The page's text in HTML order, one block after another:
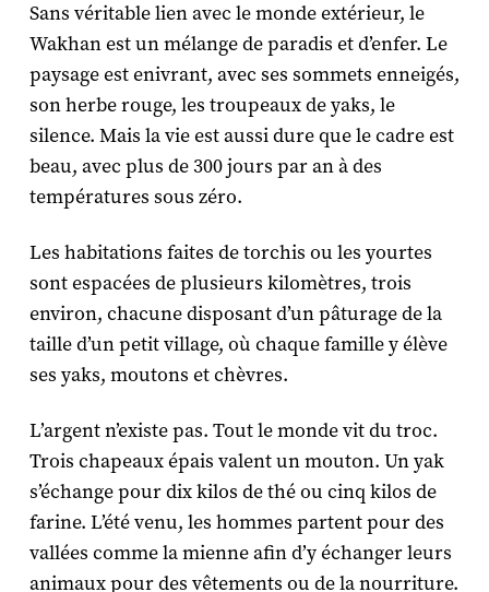
Sans véritable lien avec le monde extérieur, le
Wakhan est un mélange de paradis et d’enfer. Le
paysage est enivrant, avec ses sommets enneigés,
son herbe rouge, les troupeaux de yaks, le
silence. Mais la vie est aussi dure que le cadre est
beau, avec plus de 300 jours par an à des
températures sous zéro.
Les habitations faites de torchis ou les yourtes
sont espacées de plusieurs kilomètres, trois
environ, chacune disposant d’un pâturage de la
taille d’un petit village, où chaque famille y élève
ses yaks, moutons et chèvres.
L’argent n’existe pas. Tout le monde vit du troc.
Trois chapeaux épais valent un mouton. Un yak
s’échange pour dix kilos de thé ou cinq kilos de
farine. L’été venu, les hommes partent pour des
vallées comme la mienne afin d’y échanger leurs
animaux pour des vêtements ou de la nourriture.